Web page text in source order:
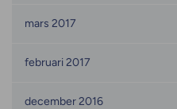
mars 2017
februari 2017
december 2016